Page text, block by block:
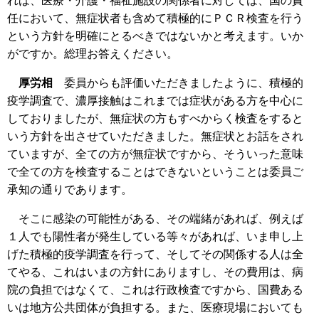
任において、無症状者も含めて積極的にＰＣＲ検査を行う
という方針を明確にとるべきではないかと考えます。いか
がですか。総理お答えください。
厚労相
委員からも評価いただきましたように、積極的
疫学調査で、濃厚接触はこれまでは症状がある方を中心に
しておりましたが、無症状の方もすべからく検査をすると
いう方針を出させていただきました。無症状とお話をされ
ていますが、全ての方が無症状ですから、そういった意味
で全ての方を検査することはできないということは委員ご
承知の通りであります。
そこに感染の可能性がある、その端緒があれば、例えば
１人でも陽性者が発生している等々があれば、いま申し上
げた積極的疫学調査を行って、そしてその関係する人は全
てやる、これはいまの方針にありますし、その費用は、病
院の負担ではなくて、これは行政検査ですから、国費ある
いは地方公共団体が負担する。また、医療現場においても